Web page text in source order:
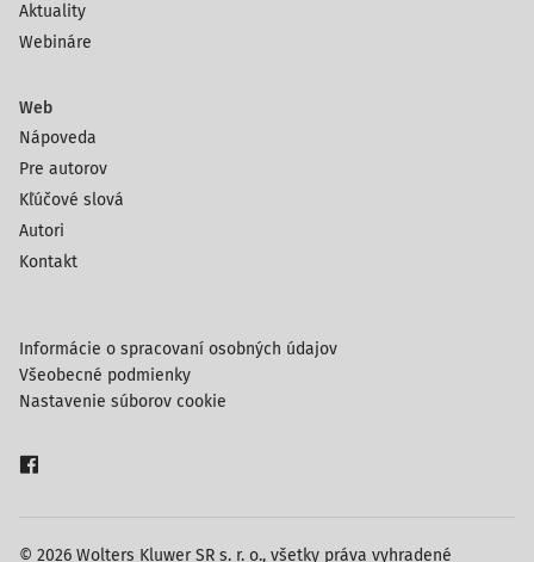
Aktuality
Webináre
Web
Nápoveda
Pre autorov
Kľúčové slová
Autori
Kontakt
© 2026 Wolters Kluwer SR s. r. o., všetky práva vyhradené
Informácie o spracovaní osobných údajov
Všeobecné podmienky
Nastavenie súborov cookie